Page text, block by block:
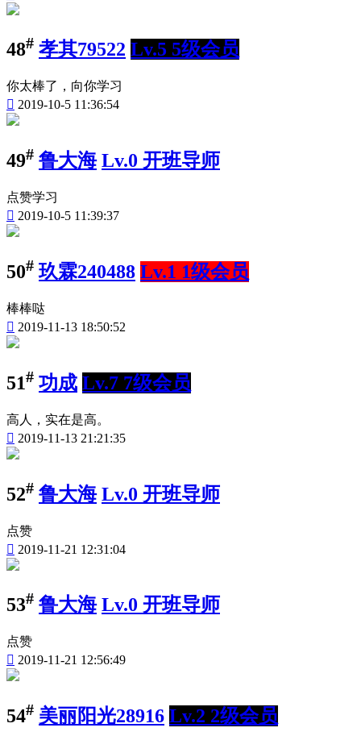
48# 孝其79522 Lv.5 5级会员
你太棒了，向你学习
 2019-10-5 11:36:54
49# 鲁大海 Lv.0 开班导师
点赞学习
 2019-10-5 11:39:37
50# 玖霖240488 Lv.1 1级会员
棒棒哒
 2019-11-13 18:50:52
51# 功成 Lv.7 7级会员
高人，实在是高。
 2019-11-13 21:21:35
52# 鲁大海 Lv.0 开班导师
点赞
 2019-11-21 12:31:04
53# 鲁大海 Lv.0 开班导师
点赞
 2019-11-21 12:56:49
54# 美丽阳光28916 Lv.2 2级会员